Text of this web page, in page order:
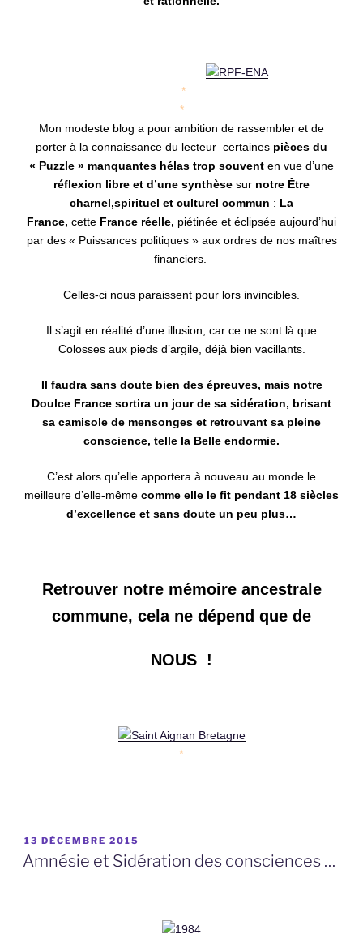
*
*
Mon modeste blog a pour ambition de rassembler et de
porter à la connaissance du lecteur certaines pièces du
« Puzzle » manquantes hélas trop souvent en vue d’une
réflexion libre et d’une synthèse sur notre Être
charnel,spirituel et culturel commun : La
France, cette France réelle, piétinée et éclipsée aujourd’hui
par des « Puissances politiques » aux ordres de nos maîtres
financiers.
Celles-ci nous paraissent pour lors invincibles.
Il s’agit en réalité d’une illusion, car ce ne sont là que
Colosses aux pieds d’argile, déjà bien vacillants.
Il faudra sans doute bien des épreuves, mais notre
Doulce France sortira un jour de sa sidération, brisant
sa camisole de mensonges et retrouvant sa pleine
conscience, telle la Belle endormie.
C’est alors qu’elle apportera à nouveau au monde le
meilleure d’elle-même comme elle le fit pendant 18 siècles
d’excellence et sans doute un peu plus…
Retrouver notre mémoire ancestrale
commune, cela ne dépend que de
NOUS !
*
PUBLIÉ
LE
13 DÉCEMBRE 2015
Amnésie et Sidération des consciences …